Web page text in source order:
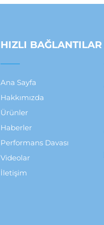
HIZLI BAĞLANTILAR
Ana Sayfa
Hakkımızda
Ürünler
Haberler
Performans Davası
Videolar
İletişim